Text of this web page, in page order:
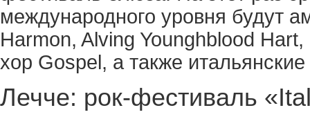
международного уровня будут
Harmon, Alving Younghblood
хор Gospel, а также
Лечче: рок-фестиваль